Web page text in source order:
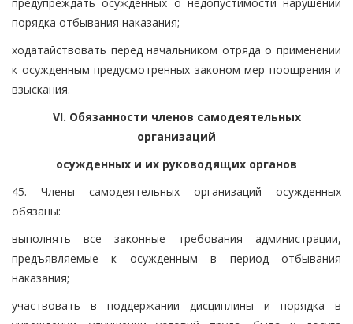
порядка отбывания наказания;
ходатайствовать перед начальником отряда о применении
к осужденным предусмотренных законом мер поощрения и
взыскания.
VI. Обязанности членов самодеятельных
организаций
осужденных и их руководящих органов
45. Члены самодеятельных организаций осужденных
обязаны:
выполнять все законные требования администрации,
предъявляемые к осужденным в период отбывания
наказания;
участвовать в поддержании дисциплины и порядка в